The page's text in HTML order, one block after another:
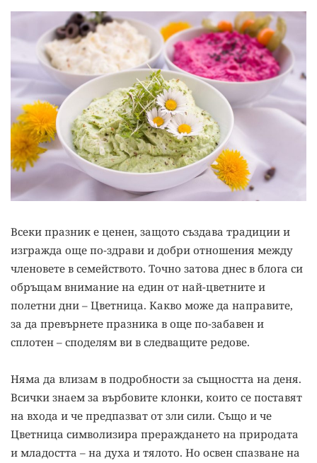
Всеки празник е ценен, защото създава традиции и
изгражда още по-здрави и добри отношения между
членовете в семейството. Точно затова днес в блога си
обръщам внимание на един от най-цветните и
полетни дни – Цветница. Какво може да направите,
за да превърнете празника в още по-забавен и
сплотен – споделям ви в следващите редове.
Няма да влизам в подробности за същността на деня.
Всички знаем за върбовите клонки, които се поставят
на входа и че предпазват от зли сили. Също и че
Цветница символизира прераждането на природата
и младостта – на духа и тялото. Но освен спазване на